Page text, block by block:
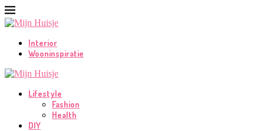
Interior
Wooninspiratie
Lifestyle
Fashion
Health
DIY